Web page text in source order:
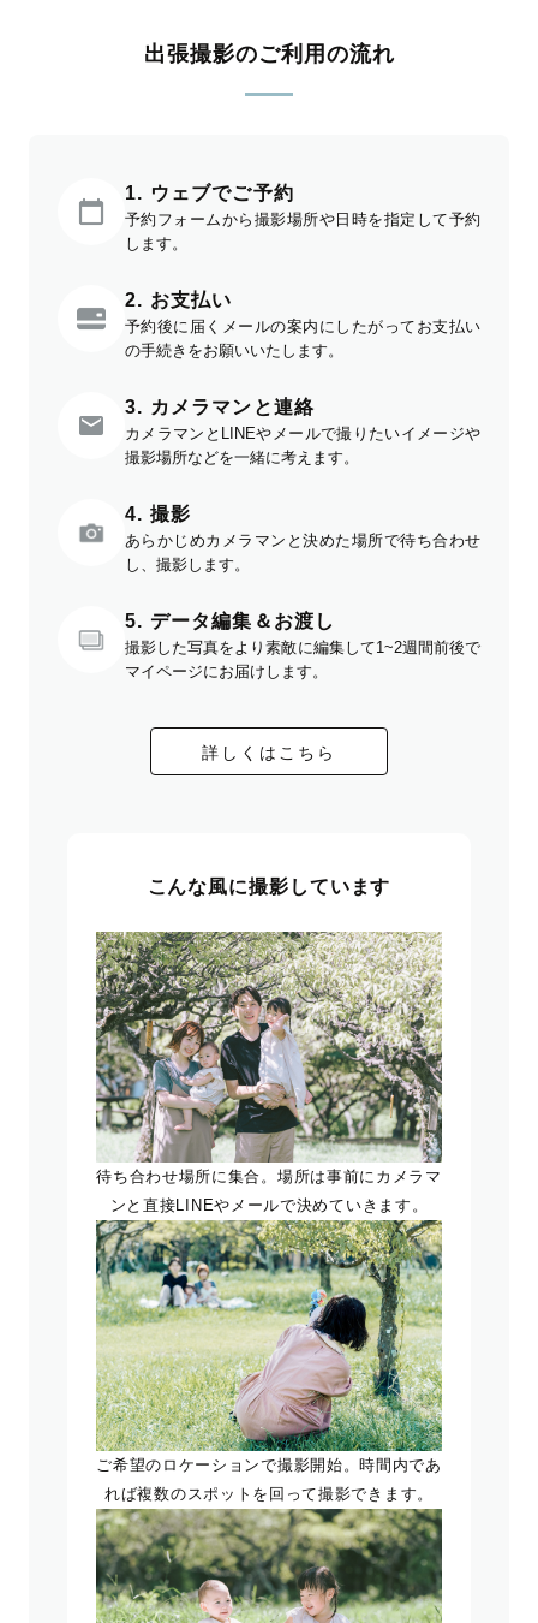
出張撮影のご利用の流れ
1. ウェブでご予約
予約フォームから撮影場所や日時を指定して予約
します。
2. お支払い
予約後に届くメールの案内にしたがってお支払い
の手続きをお願いいたします。
3. カメラマンと連絡
カメラマンとLINEやメールで撮りたいイメージや
撮影場所などを一緒に考えます。
4. 撮影
あらかじめカメラマンと決めた場所で待ち合わせ
し、撮影します。
5. データ編集＆お渡し
撮影した写真をより素敵に編集して1~2週間前後で
マイページにお届けします。
詳しくはこちら
こんな風に撮影しています
待ち合わせ場所に集合。場所は事前にカメラマ
ンと直接LINEやメールで決めていきます。
ご希望のロケーションで撮影開始。時間内であ
れば複数のスポットを回って撮影できます。